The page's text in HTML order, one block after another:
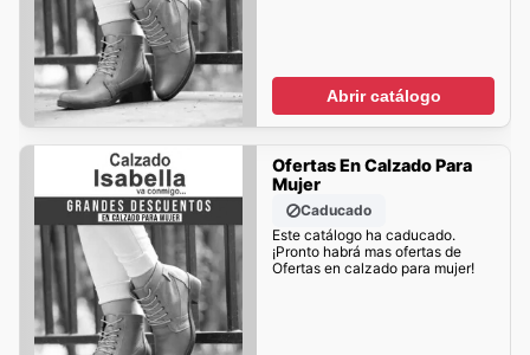
Abrir catálogo
Ofertas En Calzado Para
Mujer
Caducado
Este catálogo ha caducado.
¡Pronto habrá mas ofertas de
Ofertas en calzado para mujer!